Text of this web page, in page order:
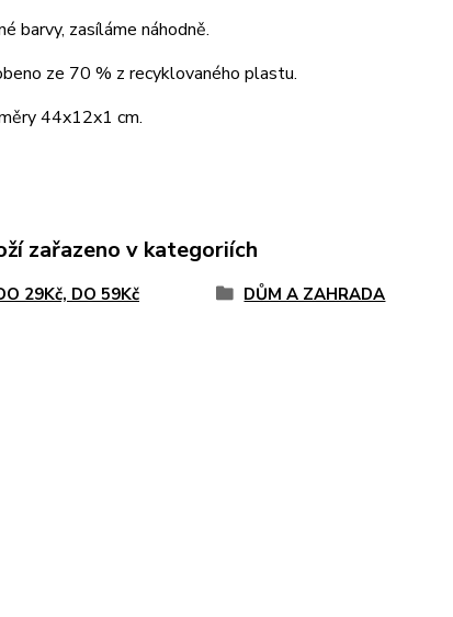
barvy, zasíláme náhodně.
ze 70 % z recyklovaného plastu.
44x12x1 cm.
zařazeno v kategoriích
29Kč, DO 59Kč DŮM A ZAHRADA